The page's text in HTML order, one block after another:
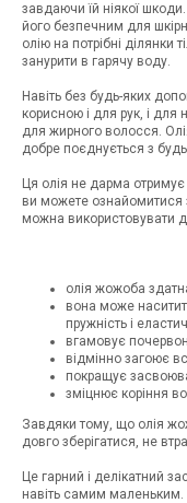
завдаючи їй ніякої
його безпечним для
олію на потрібні
занурити в гарячу воду.
Навіть без будь-яких
корисною і для рук, і для
для жирного волосся.
добре поєднується з
Ця олія не дарма отримує
ви можете ознайомитися
можна використовувати
олія жожоба
вона може
пружність і
вгамовує
відмінно загоює
покращує
зміцнює коріння
Завдяки тому, що олія
довго зберігатися, не
Це гарний і делікатний
навіть самим